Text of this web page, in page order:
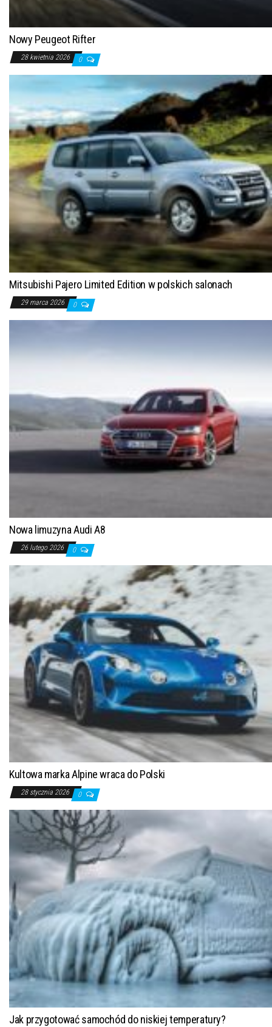
Nowy Peugeot Rifter
28 kwietnia 2026 0
Mitsubishi Pajero Limited Edition w polskich salonach
29 marca 2026 0
Nowa limuzyna Audi A8
26 lutego 2026 0
Kultowa marka Alpine wraca do Polski
28 stycznia 2026 0
Jak przygotować samochód do niskiej temperatury?